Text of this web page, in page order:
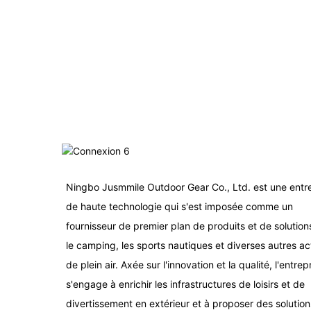
Ningbo Jusmmile Outdoor Gear Co., Ltd. est une
de haute technologie qui s'est imposée comme un
fournisseur de premier plan de produits et de
le camping, les sports nautiques et diverses autres
de plein air. Axée sur l'innovation et la qualité,
s'engage à enrichir les infrastructures de loisirs et de
divertissement en extérieur et à proposer des